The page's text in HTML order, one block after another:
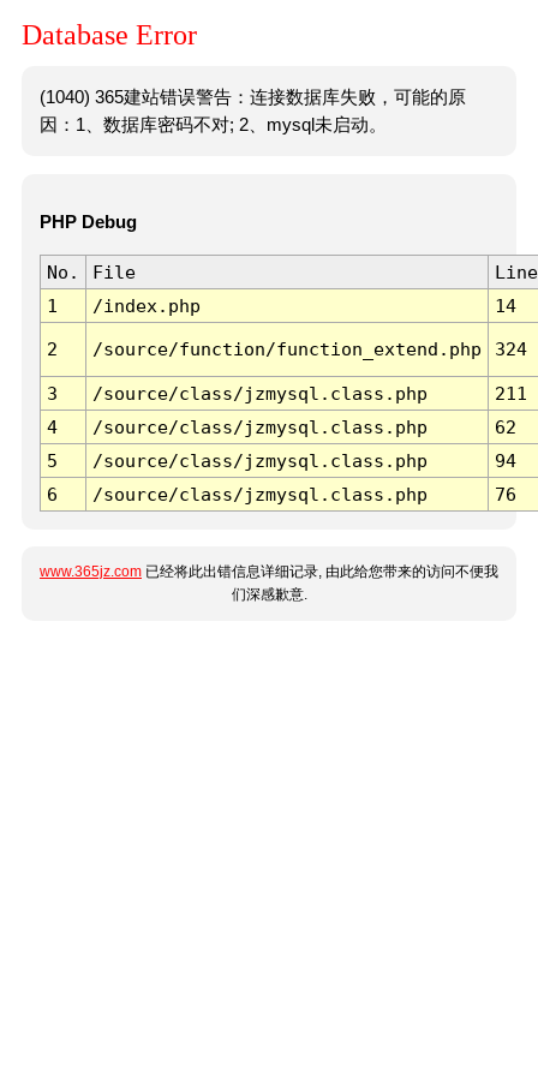
Database Error
(1040) 365建站错误警告：连接数据库失败，可能的原
因：1、数据库密码不对; 2、mysql未启动。
PHP Debug
No. File
Line
1
/index.php 14
2 /source/function/function_extend.php 324
3 /source/class/jzmysql.class.php
211
4
/source/class/jzmysql.class.php
62
5
/source/class/jzmysql.class.php
94
6
/source/class/jzmysql.class.php 76
www.365jz.com 已经将此出错信息详细记录, 由此给您带来的访问不便我
们深感歉意.